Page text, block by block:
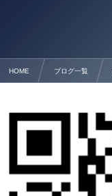
HOME ブログ一覧